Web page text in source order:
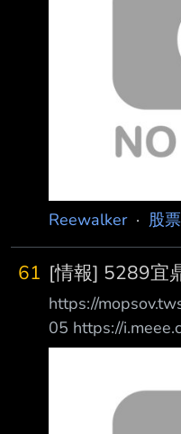
傷，加上工地過
因此出現不少 民
廠區於6日下午1
施工平安 順利。
工地搭棚演戲除
形眾 生的民俗意
Reewalker· 股
61 [情報] 5289宜
https://
05 https://
事會或經董事會
務資訊報導期間
(XXX/XX/